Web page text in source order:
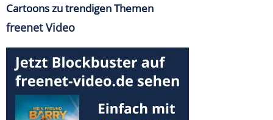
Cartoons zu trendigen Themen
freenet Video